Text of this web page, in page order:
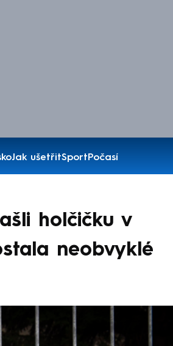
Jak ušetřitSportPočasí
holčičku v
neobvyklé